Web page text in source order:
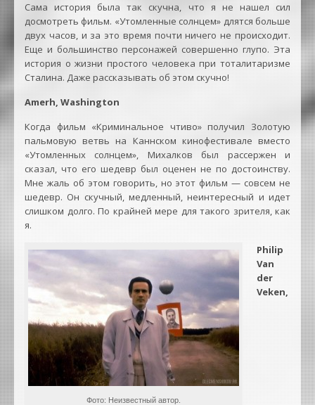
Сама история была так скучна, что я не нашел сил
досмотреть фильм. «Утомленные солнцем» длятся больше
двух часов, и за это время почти ничего не происходит.
Еще и большинство персонажей совершенно глупо. Эта
история о жизни простого человека при тоталитаризме
Сталина. Даже рассказывать об этом скучно!
Amerh, Washington
Когда фильм «Криминальное чтиво» получил Золотую
пальмовую ветвь на Каннском кинофестивале вместо
«Утомленных солнцем», Михалков был рассержен и
сказал, что его шедевр был оценен не по достоинству.
Мне жаль об этом говорить, но этот фильм — совсем не
шедевр. Он скучный, медленный, неинтересный и идет
слишком долго. По крайней мере для такого зрителя, как
я.
Фото: Неизвестный автор.
Philip
Van
der
Veken,